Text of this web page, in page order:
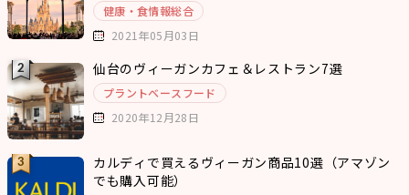
健康・食情報総合
2021年05月03日
仙台のヴィーガンカフェ＆レストラン7選
プラントベースフード
2020年12月28日
カルディで買えるヴィーガン商品10選（アマゾン
でも購入可能）